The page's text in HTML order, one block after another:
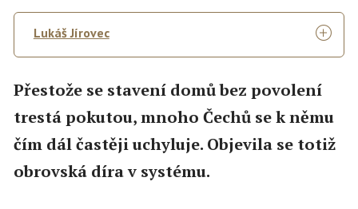
Lukáš Jírovec
Přestože se stavení domů bez povolení
trestá pokutou, mnoho Čechů se k němu
čím dál častěji uchyluje. Objevila se totiž
obrovská díra v systému.